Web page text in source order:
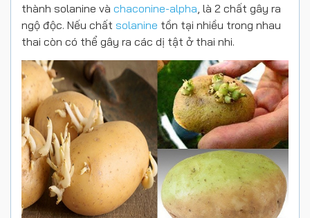
thành solanine và chaconine-alpha , là 2 chất gây ra
ngộ độc. Nếu chất solanine tồn tại nhiều trong nhau
thai còn có thể gây ra các dị tật ở thai nhi.